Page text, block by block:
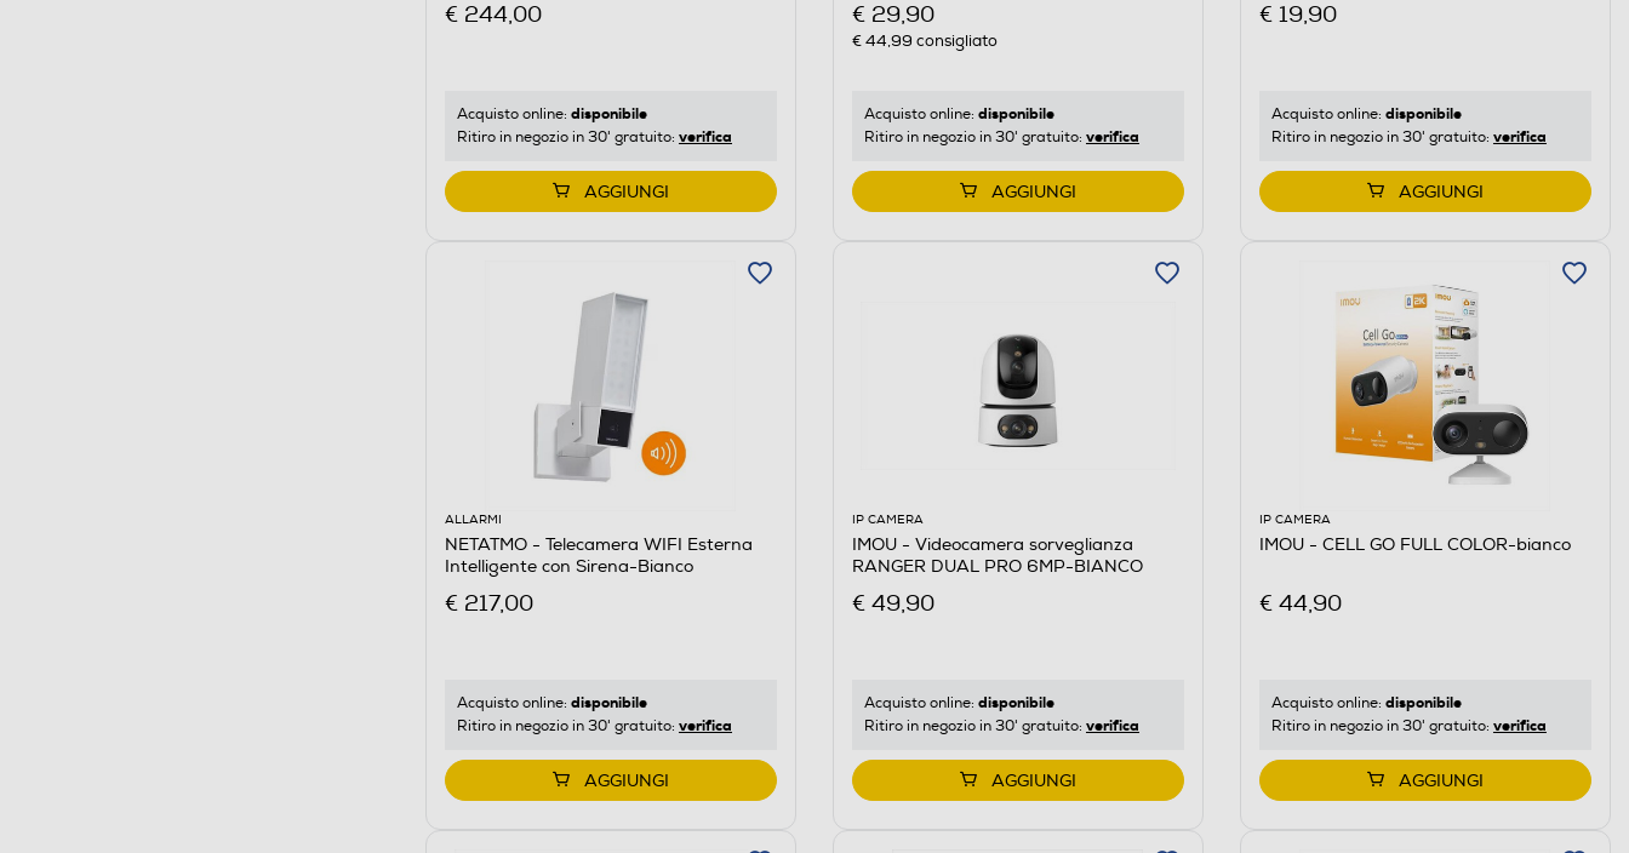
€ 244,00
Acquisto online: disponibile
Ritiro in negozio in 30' gratuito: verifica
AGGIUNGI
€ 29,90
€ 44,99 consigliato
Acquisto online: disponibile
Ritiro in negozio in 30' gratuito: verifica
AGGIUNGI
€ 19,90
Acquisto online: disponibile
Ritiro in negozio in 30' gratuito: verifica
AGGIUNGI
ALLARMI
NETATMO - Telecamera WIFI Esterna
Intelligente con Sirena-Bianco
€ 217,00
Acquisto online: disponibile
Ritiro in negozio in 30' gratuito: verifica
AGGIUNGI
IP CAMERA
IMOU - Videocamera sorveglianza
RANGER DUAL PRO 6MP-BIANCO
€ 49,90
Acquisto online: disponibile
Ritiro in negozio in 30' gratuito: verifica
AGGIUNGI
IP CAMERA
IMOU - CELL GO FULL COLOR-bianco
€ 44,90
Acquisto online: disponibile
Ritiro in negozio in 30' gratuito: verifica
AGGIUNGI